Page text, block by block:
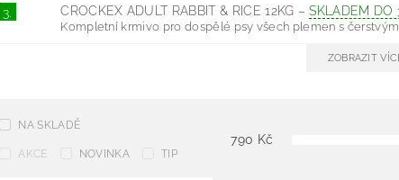
3. CROCKEX ADULT RABBIT & RICE 12KG –SKLADEM DO
Kompletní krmivo pro dospělé psy všech plemen s čerstvým
ZOBRAZIT
NA SKLADĚ
AKCE NOVINKA TIP
790 Kč